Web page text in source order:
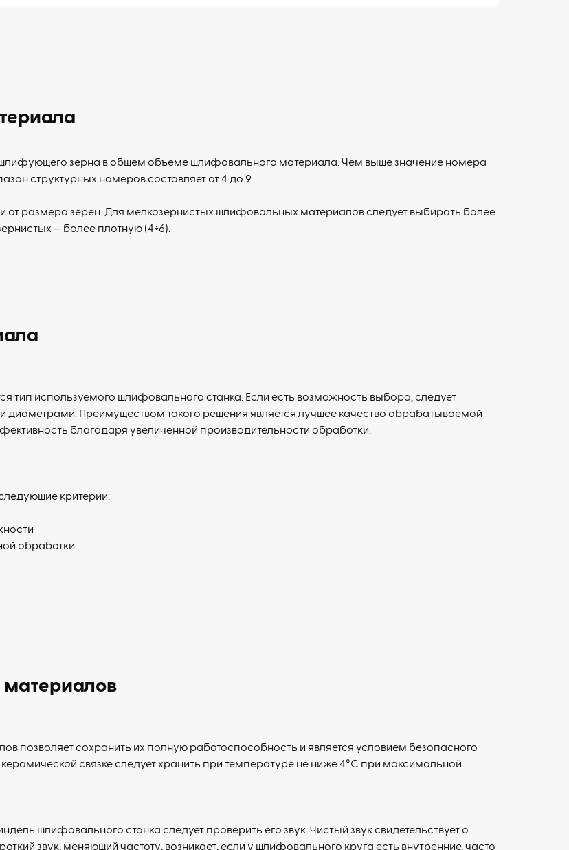
зерна в общем объеме шлифовального материала. Чем выше значение номера
структурных номеров составляет от 4 до 9.
от размера зерен. Для мелкозернистых шлифовальных материалов следует выбирать более
— более плотную (4÷6).
тип используемого шлифовального станка. Если есть возможность выбора, следует
Преимуществом такого решения является лучшее качество обрабатываемой
благодаря увеличенной производительности обработки.
критерии:
обработки.
позволяет сохранить их полную работоспособность и является условием безопасного
связке следует хранить при температуре не ниже 4°C при максимальной
шлифовального станка следует проверить его звук. Чистый звук свидетельствует о
звук, меняющий частоту, возникает, если у шлифовального круга есть внутренние, часто